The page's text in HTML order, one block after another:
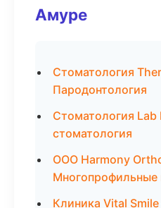
Амуре
Стоматология
Пародонтология
Стоматология
стоматология
ООО Harmony
Многопрофильные
Клиника Vital